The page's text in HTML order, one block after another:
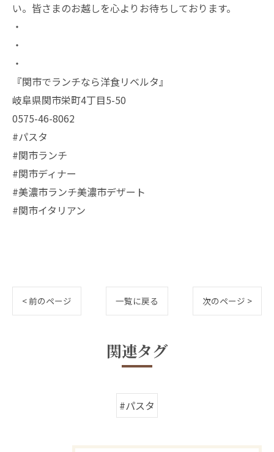
い。皆さまのお越しを心よりお待ちしております。
・
・
・
『関市でランチなら洋食リベルタ』
岐阜県関市栄町4丁目5-50
0575-46-8062
#パスタ
#関市ランチ
#関市ディナー
#美濃市ランチ美濃市デザート
#関市イタリアン
< 前のページ 一覧に戻る 次のページ >
関連タグ
#パスタ